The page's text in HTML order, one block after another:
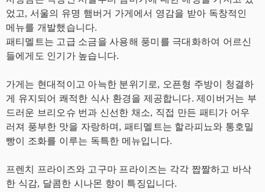
었고, 서울의 유명 햄버거 가게에서 영감을 받아 독창적인
메뉴를 개발했습니다.
패티멜트는 고급 소금을 사용해 풍미를 극대화하여 어르신
들에게도 인기가 높습니다.
가게는 현대적이고 아늑한 분위기로, 오픈형 주방이 청결하
게 유지되어 쾌적한 식사 환경을 제공합니다. 제이버거는 부
드러운 브리오슈 번과 신선한 채소, 직접 만든 패티가 어우
러져 풍부한 맛을 자랑하며, 패티멜트는 할라피뇨와 통호밀
빵이 조화를 이루는 독특한 메뉴입니다.
프렌치 프라이즈와 고구마 프라이즈는 각각 짭짤하고 바삭
한 식감, 달콤한 시나몬 향이 특징입니다.